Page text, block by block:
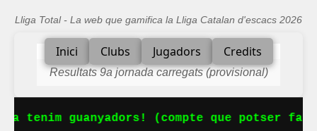
Lliga Total - La web que gamifica la Lliga Catalan d'escacs 2026
Inici Clubs Jugadors Credits
Resultats 9a jornada carregats (provisional)
tenim guanyadors! (compte que potser